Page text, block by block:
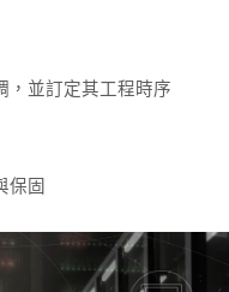
，並訂定其工程時序
保固